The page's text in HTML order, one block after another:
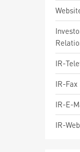
IR-
IR-Fax
IR-E-
IR-